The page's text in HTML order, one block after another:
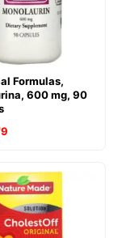
Formulas,
600 mg, 90